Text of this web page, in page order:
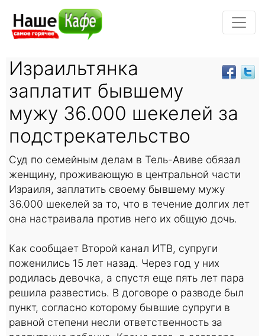
Израильтянка
заплатит бывшему
мужу 36.000 шекелей за
подстрекательство
Суд по семейным делам в Тель-Авиве обязал
женщину, проживающую в центральной части
Израиля, заплатить своему бывшему мужу
36.000 шекелей за то, что в течение долгих лет
она настраивала против него их общую дочь.
Как сообщает Второй канал ИТВ, супруги
поженились 15 лет назад. Через год у них
родилась девочка, а спустя еще пять лет пара
решила развестись. В договоре о разводе был
пункт, согласно которому бывшие супруги в
равной степени несли ответственность за